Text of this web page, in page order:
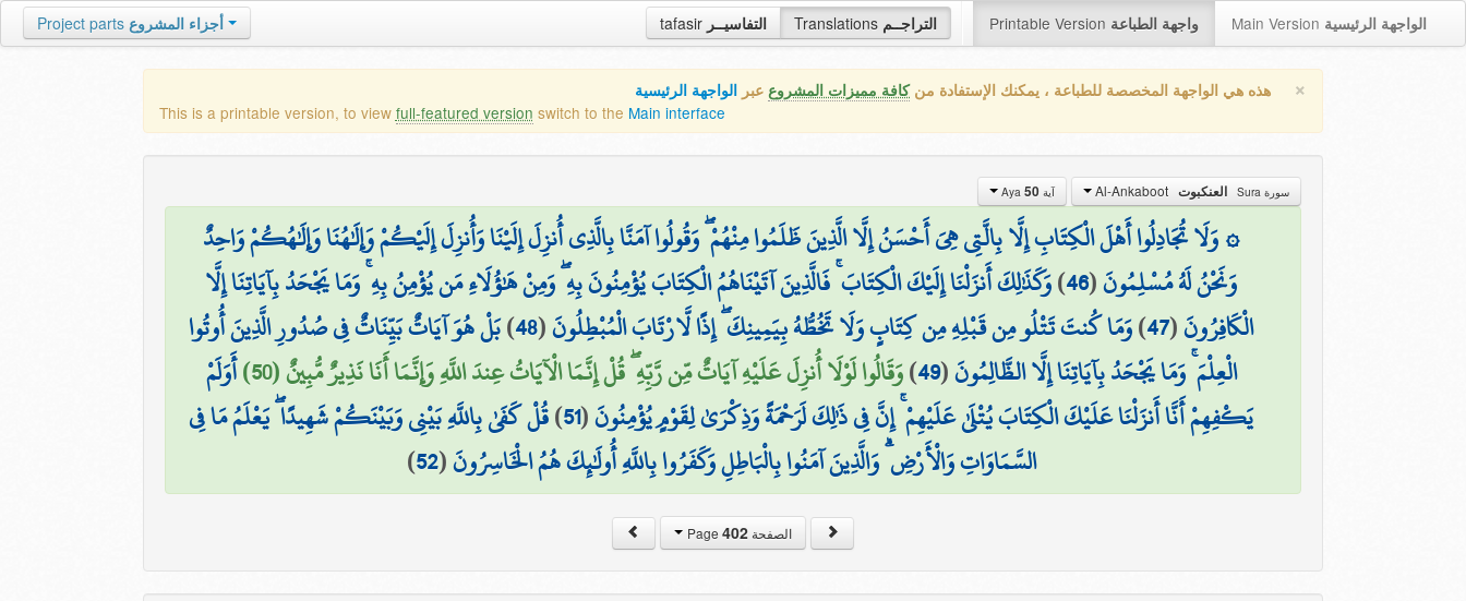
tafasir التفاسيــر Translations التراجــم Printable Version واجهة الطباعة Main Version الواجهة الرئيسية Project parts أجزاء المشروع
× هذه هي الواجهة المخصصة للطباعة ، يمكنك الإستفادة منكافة مميزات المشروع عبر الواجهة الرئيسية
This is a printable version, to view full-featured version switch to the Main interface
سورة Sura العنكبوت آية Aya 50
۞ وَلَا تُجَادِلُوا أَهْلَ الْكِتَابِ إِلَّا بِالَّتِي هِيَ أَحْسَنُ إِلَّا الَّذِينَ ظَلَمُوا مِنْهُمْ ۖ وَقُولُوا آمَنَّا بِالَّذِي أُنزِلَ إِلَيْنَا وَأُنزِلَ إِلَيْكُمْ وَإِلَٰهُنَا وَإِلَٰهُكُمْ وَاحِدٌ
وَنَحْنُ لَهُ مُسْلِمُونَ(
46
)وَكَذَٰلِكَ أَنزَلْنَا إِلَيْكَ الْكِتَابَ ۚ فَالَّذِينَ آتَيْنَاهُمُ الْكِتَابَ يُؤْمِنُونَ بِهِ ۖ وَمِنْ هَٰؤُلَاءِ مَن يُؤْمِنُ بِهِ ۚ وَمَا يَجْحَدُ بِآيَاتِنَا إِلَّا
الْكَافِرُونَ(
47
)وَمَا كُنتَ تَتْلُو مِن قَبْلِهِ مِن كِتَابٍ وَلَا تَخُطُّهُ بِيَمِينِكَ ۖ إِذًا لَّارْتَابَ الْمُبْطِلُونَ(
48
)بَلْ هُوَ آيَاتٌ بَيِّنَاتٌ فِي صُدُورِ الَّذِينَ أُوتُوا
الْعِلْمَ ۚ وَمَا يَجْحَدُ بِآيَاتِنَا إِلَّا الظَّالِمُونَ(
49
)وَقَالُوا لَوْلَا أُنزِلَ عَلَيْهِ آيَاتٌ مِّن رَّبِّهِ ۖ قُلْ إِنَّمَا الْآيَاتُ عِندَ اللَّهِ وَإِنَّمَا أَنَا نَذِيرٌ مُّبِينٌ (50)
أَوَلَمْ
يَكْفِهِمْ أَنَّا أَنزَلْنَا عَلَيْكَ الْكِتَابَ يُتْلَىٰ عَلَيْهِمْ ۚ إِنَّ فِي ذَٰلِكَ لَرَحْمَةً وَذِكْرَىٰ لِقَوْمٍ يُؤْمِنُونَ(
51
)قُلْ كَفَىٰ بِاللَّهِ بَيْنِي وَبَيْنَكُمْ شَهِيدًا ۖ يَعْلَمُ مَا فِي
السَّمَاوَاتِ وَالْأَرْضِ ۗ وَالَّذِينَ آمَنُوا بِالْبَاطِلِ وَكَفَرُوا بِاللَّهِ أُولَٰئِكَ هُمُ الْخَاسِرُونَ(
52
)
الصفحة Page402